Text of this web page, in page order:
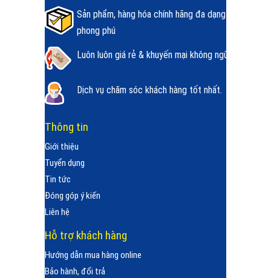
Sản phẩm, hàng hóa chính hãng đa dạng
phong phú
Luôn luôn giá rẻ & khuyến mại không ngừng.
Dịch vụ chăm sóc khách hàng tốt nhất.
Thông tin
Giới thiệu
Tuyển dụng
Tin tức
Đóng góp ý kiến
Liên hệ
Hỗ trợ khách hàng
Hướng dẫn mua hàng online
Bảo hành, đổi trả